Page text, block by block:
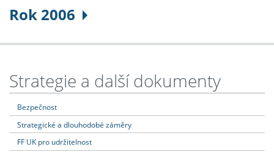
Rok 2006
Strategie a další dokumenty
Bezpečnost
Strategické a dlouhodobé záměry
FF UK pro udržitelnost